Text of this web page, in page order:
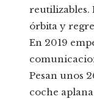
reutilizables.
órbita y
En 2019
Pesan unos
coche